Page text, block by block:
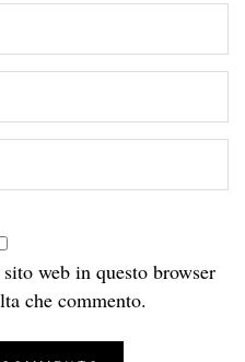
web in questo browser
che commento.